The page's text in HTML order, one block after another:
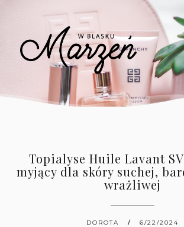
Topialyse Huile Lavant
myjący dla skóry suchej,
wrażliwej
DOROTA 6/22/2024